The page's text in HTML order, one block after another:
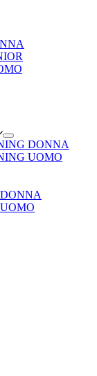
DONNA
UOMO